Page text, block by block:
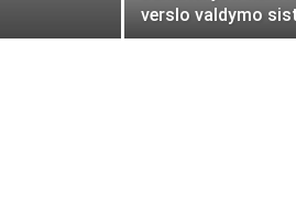
verslo valdymo